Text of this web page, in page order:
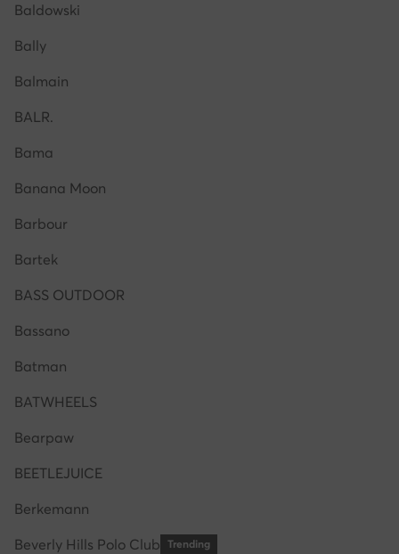
Baldowski
Bally
Balmain
BALR.
Bama
Banana Moon
Barbour
Bartek
BASS OUTDOOR
Bassano
Batman
BATWHEELS
Bearpaw
BEETLEJUICE
Berkemann
Beverly Hills Polo Club Trending